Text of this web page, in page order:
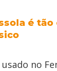
é
no